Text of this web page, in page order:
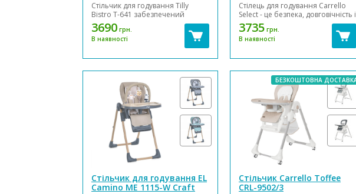
Стільчик для годування Tilly
Bistro T-641 забезпечений
чохлом із водонепроникної
тканини, що значно полегшує
догляд за стільчиком та дозволяє
підтримувати його в ідеальній
чистоті. Має доладну
зручного переміщення на ніжк...
3690 грн.
В наявності
Стілець для годування Carrello
Select - це безпека, довговічність і
простота в догляді. Основні
характеристики: Розмір у
розклад. вигляді, ДхШхВ
складеному вигляді, ДхШхВ
3735 грн.
В наявності
Стільчик для годування EL
Camino ME 1115-W Craft
БЕЗКОШТОВНА
Стільчик Carrello Toffee
CRL-9502/3